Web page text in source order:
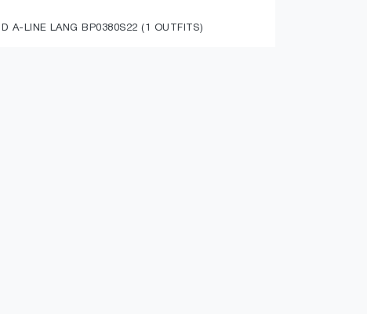
A-LINE LANG BP0380S22 (1 OUTFITS)